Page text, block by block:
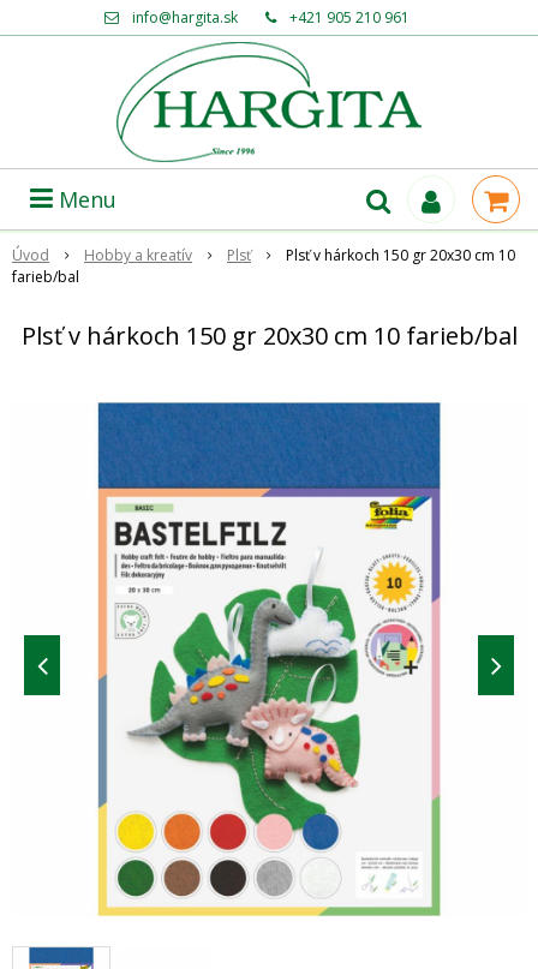
info@hargita.sk +421 905 210 961
Menu
Úvod Hobby a kreatív Plsť
Plsť v hárkoch 150 gr 20x30 cm 10
farieb/bal
Plsť v hárkoch 150 gr 20x30 cm 10 farieb/bal